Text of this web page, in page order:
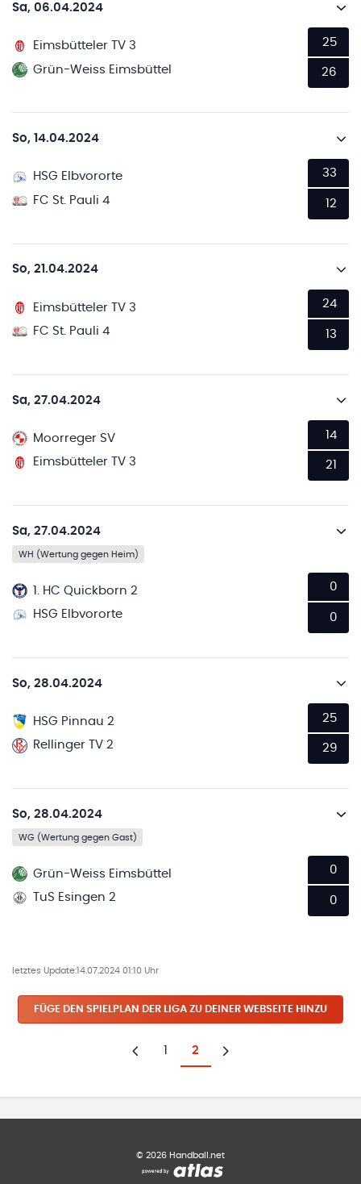
Sa, 06.04.2024
Eimsbütteler TV 3
Grün-Weiss Eimsbüttel
25
26
So, 14.04.2024
HSG Elbvororte
FC St. Pauli 4
33
12
So, 21.04.2024
Eimsbütteler TV 3
FC St. Pauli 4
24
13
Sa, 27.04.2024
Moorreger SV
Eimsbütteler TV 3
14
21
Sa, 27.04.2024
WH (Wertung gegen Heim)
1. HC Quickborn 2
HSG Elbvororte
0
0
So, 28.04.2024
HSG Pinnau 2
Rellinger TV 2
25
29
So, 28.04.2024
WG (Wertung gegen Gast)
Grün-Weiss Eimsbüttel
TuS Esingen 2
0
0
letztes Update:14.07.2024 01:10 Uhr
FÜGE DEN SPIELPLAN DER LIGA ZU DEINER WEBSEITE HINZU
Zurück
2
Weiter
© 2026 Handball.net